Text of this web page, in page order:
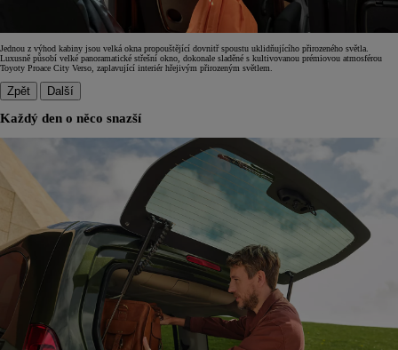
Jednou z výhod kabiny jsou velká okna propouštějící dovnitř spoustu uklidňujícího přirozeného světla.
Luxusně působí velké panoramatické střešní okno, dokonale sladěné s kultivovanou prémiovou atmosférou
Toyoty Proace City Verso, zaplavující interiér hřejivým přirozeným světlem.
Zpět Další
Každý den o něco snazší